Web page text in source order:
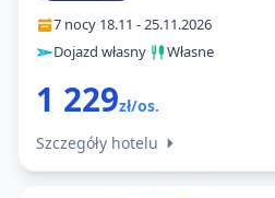
7 nocy·18.11 -25.11.2026
Dojazd własny· Własne
1 229zł/os.
Szczegóły hotelu